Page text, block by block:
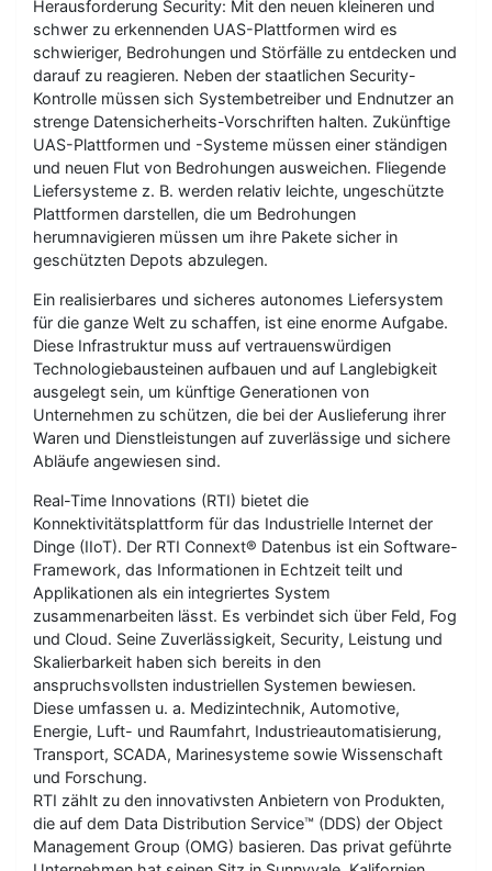
Herausforderung Security: Mit den neuen kleineren und
schwer zu erkennenden UAS-Plattformen wird es
schwieriger, Bedrohungen und Störfälle zu entdecken und
darauf zu reagieren. Neben der staatlichen Security-
Kontrolle müssen sich Systembetreiber und Endnutzer an
strenge Datensicherheits-Vorschriften halten. Zukünftige
UAS-Plattformen und -Systeme müssen einer ständigen
und neuen Flut von Bedrohungen ausweichen. Fliegende
Liefersysteme z. B. werden relativ leichte, ungeschützte
Plattformen darstellen, die um Bedrohungen
herumnavigieren müssen um ihre Pakete sicher in
geschützten Depots abzulegen.
Ein realisierbares und sicheres autonomes Liefersystem
für die ganze Welt zu schaffen, ist eine enorme Aufgabe.
Diese Infrastruktur muss auf vertrauenswürdigen
Technologiebausteinen aufbauen und auf Langlebigkeit
ausgelegt sein, um künftige Generationen von
Unternehmen zu schützen, die bei der Auslieferung ihrer
Waren und Dienstleistungen auf zuverlässige und sichere
Abläufe angewiesen sind.
Real-Time Innovations (RTI) bietet die
Konnektivitätsplattform für das Industrielle Internet der
Dinge (IIoT). Der RTI Connext® Datenbus ist ein Software-
Framework, das Informationen in Echtzeit teilt und
Applikationen als ein integriertes System
zusammenarbeiten lässt. Es verbindet sich über Feld, Fog
und Cloud. Seine Zuverlässigkeit, Security, Leistung und
Skalierbarkeit haben sich bereits in den
anspruchsvollsten industriellen Systemen bewiesen.
Diese umfassen u. a. Medizintechnik, Automotive,
Energie, Luft- und Raumfahrt, Industrieautomatisierung,
Transport, SCADA, Marinesysteme sowie Wissenschaft
und Forschung.
RTI zählt zu den innovativsten Anbietern von Produkten,
die auf dem Data Distribution Service™ (DDS) der Object
Management Group (OMG) basieren. Das privat geführte